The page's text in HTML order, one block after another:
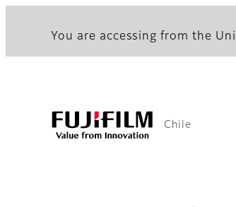
You are accessing from the
Chile